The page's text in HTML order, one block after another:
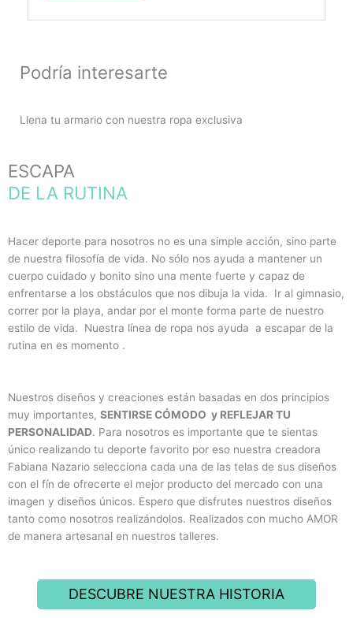
Podría interesarte
Llena tu armario con nuestra ropa exclusiva
ESCAPA
DE LA RUTINA
Hacer deporte para nosotros no es una simple acción, sino parte
de nuestra filosofía de vida. No sólo nos ayuda a mantener un
cuerpo cuidado y bonito sino una mente fuerte y capaz de
enfrentarse a los obstáculos que nos dibuja la vida. Ir al gimnasio,
correr por la playa, andar por el monte forma parte de nuestro
estilo de vida. Nuestra línea de ropa nos ayuda a escapar de la
rutina en es momento .
Nuestros diseños y creaciones están basadas en dos principios
muy importantes, SENTIRSE CÓMODO y REFLEJAR TU
PERSONALIDAD. Para nosotros es importante que te sientas
único realizando tu deporte favorito por eso nuestra creadora
Fabiana Nazario selecciona cada una de las telas de sus diseños
con el fín de ofrecerte el mejor producto del mercado con una
imagen y diseños únicos. Espero que disfrutes nuestros diseños
tanto como nosotros realizándolos. Realizados con mucho AMOR
de manera artesanal en nuestros talleres.
DESCUBRE NUESTRA HISTORIA